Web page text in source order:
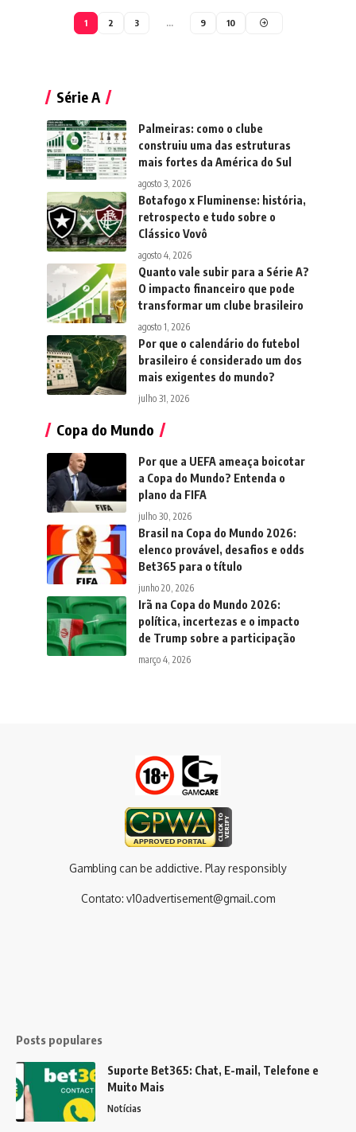
1 2 3 … 9 10
Série A
Palmeiras: como o clube
construiu uma das estruturas
mais fortes da América do Sul
agosto 3, 2026
Botafogo x Fluminense: história,
retrospecto e tudo sobre o
Clássico Vovô
agosto 4, 2026
Quanto vale subir para a Série A?
O impacto financeiro que pode
transformar um clube brasileiro
agosto 1, 2026
Por que o calendário do futebol
brasileiro é considerado um dos
mais exigentes do mundo?
julho 31, 2026
Copa do Mundo
Por que a UEFA ameaça boicotar
a Copa do Mundo? Entenda o
plano da FIFA
julho 30, 2026
Brasil na Copa do Mundo 2026:
elenco provável, desafios e odds
Bet365 para o título
junho 20, 2026
Irã na Copa do Mundo 2026:
política, incertezas e o impacto
de Trump sobre a participação
março 4, 2026
Gambling can be addictive. Play responsibly
Contato: v10advertisement@gmail.com
Posts populares
Suporte Bet365: Chat, E-mail, Telefone e
Muito Mais
Notícias